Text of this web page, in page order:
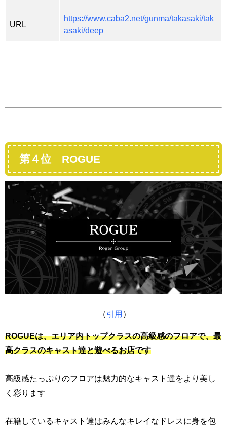
URL
https://www.caba2.net/gunma/takasaki/tak
asaki/deep
第４位 ROGUE
（引用 ）
ROGUEは、エリア内トップクラスの高級感のフロアで、最
高クラスのキャスト達と遊べるお店です
高級感たっぷりのフロアは魅力的なキャスト達をより美し
く彩ります
在籍しているキャスト達はみんなキレイなドレスに身を包